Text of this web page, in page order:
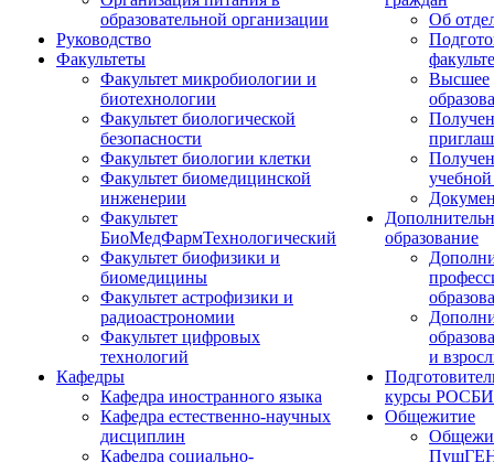
образовательной организации
Руководство
Факультеты
Факультет микробиологии и
биотехнологии
Факультет биологической
безопасности
Факультет биологии клетки
Факультет биомедицинской
инженерии
Факультет
БиоМедФармТехнологический
Факультет биофизики и
биомедицины
Факультет астрофизики и
радиоастрономии
Факультет цифровых
технологий
Кафедры
Кафедра иностранного языка
Кафедра естественно-научных
дисциплин
Кафедра социально-
Об
Высшее
образование
и
курсы
Общежитие